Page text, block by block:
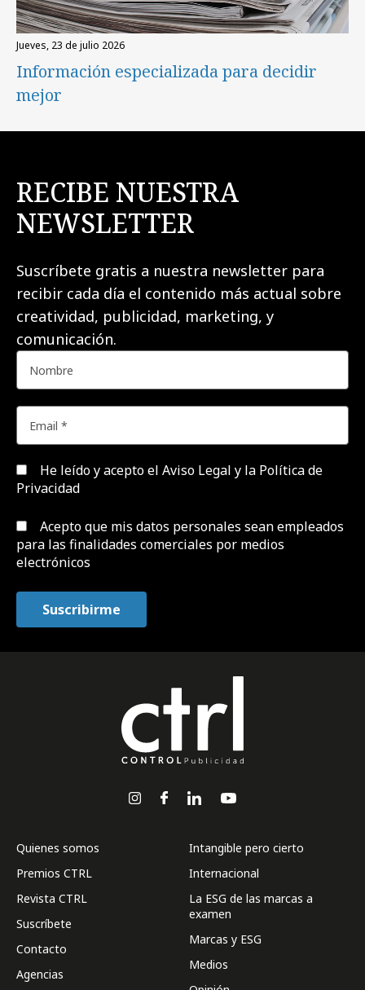
jueves, 23 de julio 2026
Información especializada para decidir
mejor
RECIBE NUESTRA
NEWSLETTER
Suscríbete gratis a nuestra newsletter para
recibir cada día el contenido más actual sobre
creatividad, publicidad, marketing, y
comunicación.
He leído y acepto el Aviso Legal y la Política de
Privacidad
Acepto que mis datos personales sean empleados
para las finalidades comerciales por medios
electrónicos
Quienes somos
Premios CTRL
Revista CTRL
Suscríbete
Contacto
Agencias
Intangible pero cierto
Internacional
La ESG de las marcas a
examen
Marcas y ESG
Medios